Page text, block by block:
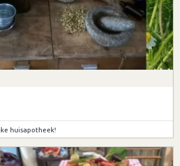
huisapotheek!